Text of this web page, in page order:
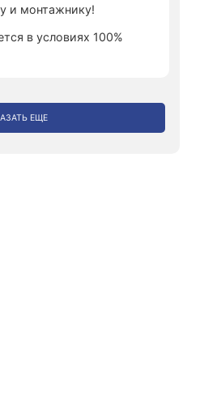
и монтажнику!
в условиях 100%
ЕЩЕ